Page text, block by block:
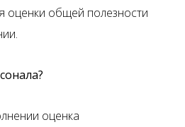
оценки общей полезности
оценка